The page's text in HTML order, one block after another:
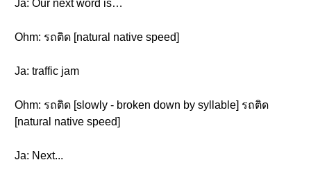
Ja: Our next word is…
Ohm: รถติด [natural native speed]
Ja: traffic jam
Ohm: รถติด [slowly - broken down by syllable] รถติด
[natural native speed]
Ja: Next...